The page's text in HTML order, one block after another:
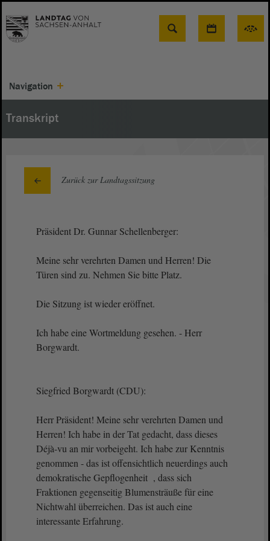
Suche
Navigation
Transkript
Zurück zur Landtagssitzung
Präsident Dr. Gunnar Schellenberger:
Meine sehr verehrten Damen und Herren! Die
Türen sind zu. Nehmen Sie bitte Platz.
Die Sitzung ist wieder eröffnet.
Ich habe eine Wortmeldung gesehen. - Herr
Borgwardt.
Siegfried Borgwardt (CDU):
Herr Präsident! Meine sehr verehrten Damen und
Herren! Ich habe in der Tat gedacht, dass dieses
Déjà-vu an mir vorbeigeht. Ich habe zur Kenntnis
genommen - das ist offensichtlich neuerdings auch
demokratische Gepflogenheit , dass sich
Fraktionen gegenseitig Blumensträuße für eine
Nichtwahl überreichen. Das ist auch eine
interessante Erfahrung.